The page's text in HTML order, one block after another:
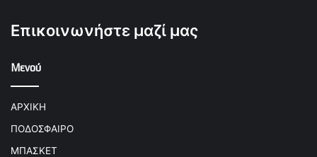
Επικοινωνήστε μαζί μας
Μενού
ΑΡΧΙΚΗ
ΠΟΔΟΣΦΑΙΡΟ
ΜΠΑΣΚΕΤ